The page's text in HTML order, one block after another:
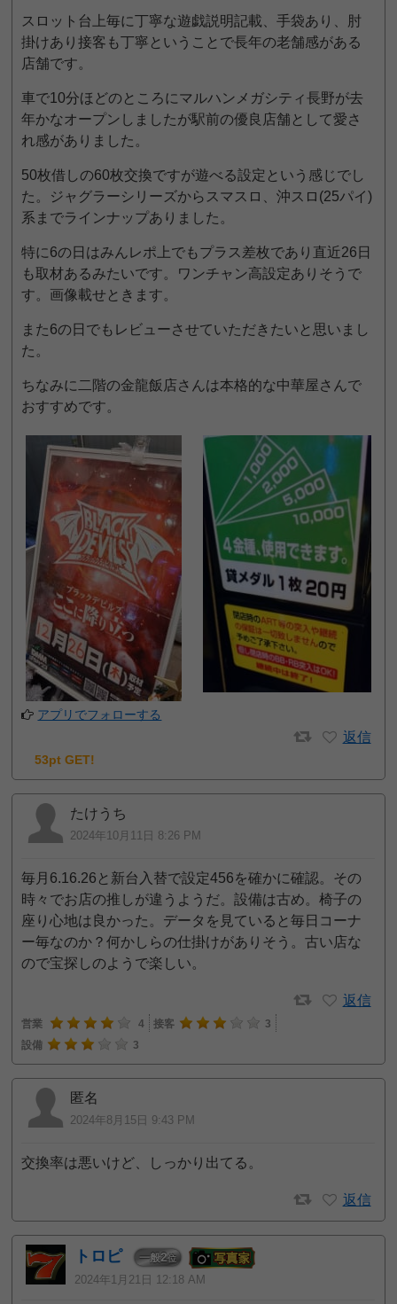
スロット台上毎に丁寧な遊戯説明記載、手袋あり、肘
掛けあり接客も丁寧ということで長年の老舗感がある
店舗です。
車で10分ほどのところにマルハンメガシティ長野が去
年かなオープンしましたが駅前の優良店舗として愛さ
れ感がありました。
50枚借しの60枚交換ですが遊べる設定という感じでし
た。ジャグラーシリーズからスマスロ、沖スロ(25パイ)
系までラインナップありました。
特に6の日はみんレポ上でもプラス差枚であり直近26日
も取材あるみたいです。ワンチャン高設定ありそうで
す。画像載せときます。
また6の日でもレビューさせていただきたいと思いまし
た。
ちなみに二階の金龍飯店さんは本格的な中華屋さんで
おすすめです。
アプリでフォローする
返信
53pt GET!
たけうち
2024年10月11日 8:26 PM
毎月6.16.26と新台入替で設定456を確かに確認。その
時々でお店の推しが違うようだ。設備は古め。椅子の
座り心地は良かった。データを見ていると毎日コーナ
ー毎なのか？何かしらの仕掛けがありそう。古い店な
ので宝探しのようで楽しい。
返信
営業 4 接客
3
設備
3
匿名
2024年8月15日 9:43 PM
交換率は悪いけど、しっかり出てる。
返信
トロピ 一般2位
2024年1月21日 12:18 AM